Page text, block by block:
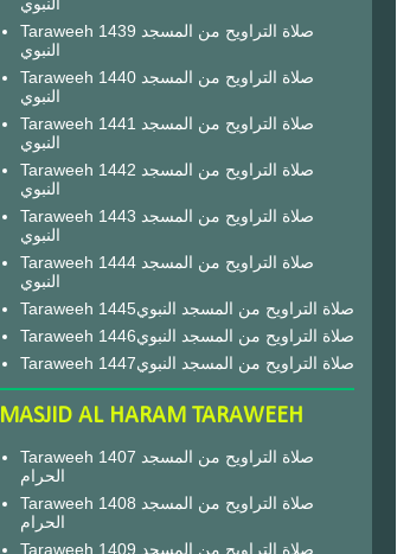
Taraweeh 1439 صلاة التراويح من المسجد
النبوي
Taraweeh 1440 صلاة التراويح من المسجد
النبوي
Taraweeh 1441 صلاة التراويح من المسجد
النبوي
Taraweeh 1442 صلاة التراويح من المسجد
النبوي
Taraweeh 1443 صلاة التراويح من المسجد
النبوي
Taraweeh 1444 صلاة التراويح من المسجد
النبوي
Taraweeh 1445صلاة التراويح من المسجد النبوي
Taraweeh 1446صلاة التراويح من المسجد النبوي
Taraweeh 1447صلاة التراويح من المسجد النبوي
MASJID AL HARAM TARAWEEH
Taraweeh 1407 صلاة التراويح من المسجد
الحرام
Taraweeh 1408 صلاة التراويح من المسجد
الحرام
Taraweeh 1409 صلاة التراويح من المسجد